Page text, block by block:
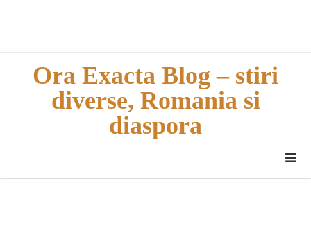
Ora Exacta Blog – stiri
diverse, Romania si
diaspora